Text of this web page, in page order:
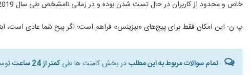
خاص و محدود از کاربران در حال تست شدن بوده و در زمانی نامشخص طی سال 2019، به صورت عمومی منتشر خواهند شد.
پ.ن: این امکان فقط برای پیج‌های «بیزینس» فراهم است؛ اگر پیح شما عادی است،
تمام سوالات مربوط به این مطلبدر بخش کامنت ها طیکمتر از 24 ساعت